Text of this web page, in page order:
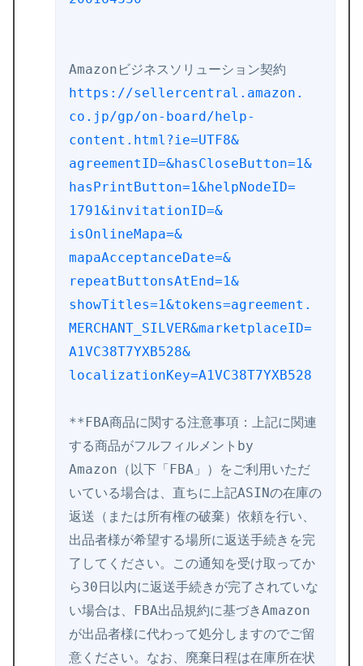
https://sellercentral.amazon.
co.jp/gp/on-board/help-
content.html?ie=UTF8&
agreementID=&hasCloseButton=1&
hasPrintButton=1&helpNodeID=
1791&invitationID=&
isOnlineMapa=&
mapaAcceptanceDate=&
repeatButtonsAtEnd=1&
showTitles=1&tokens=agreement.
MERCHANT_SILVER&marketplaceID=
A1VC38T7YXB528&
localizationKey=A1VC38T7YXB528
**FBA商品に関する注意事項： 上記に関連
する商品がフルフィルメントby
Amazon（以下「FBA」）をご利用いただ
いている場合は、 直ちに上記ASINの在庫の
返送（または所有権の破棄） 依頼を行い、
出品者様が希望する場所に返送手続きを完
了してください。
この通知を受け取ってか
ら30日以内に返送手続きが完了されていな
い場合は、 FBA出品規約に基づきAmazon
が出品者様に代わって処分し ますのでご留
意ください。なお、 廃棄日程は在庫所在状